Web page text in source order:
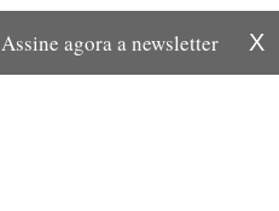
X
Assine agora a newsletter